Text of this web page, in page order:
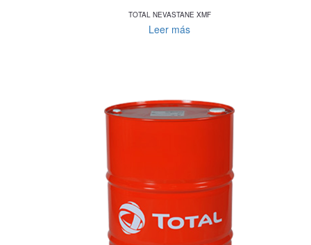
TOTAL NEVASTANE XMF
Leer más